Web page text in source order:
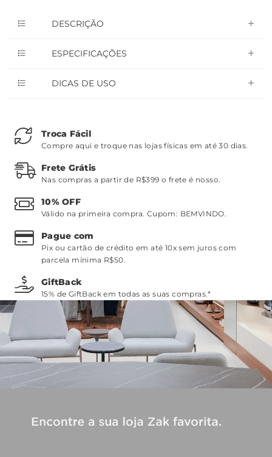
DESCRIÇÃO
ESPECIFICAÇÕES
DICAS DE USO
Troca Fácil
Compre aqui e troque nas lojas físicas em até 30 dias.
Frete Grátis
Nas compras a partir de R$399 o frete é nosso.
10% OFF
Válido na primeira compra. Cupom: BEMVINDO.
Pague com
Pix ou cartão de crédito em até 10x sem juros com
parcela mínima R$50.
GiftBack
15% de GiftBack em todas as suas compras.*